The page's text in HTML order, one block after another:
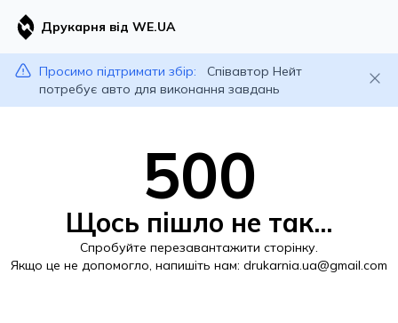
Друкарня від WE.UA
Просимо підтримати збір:
Співавтор Нейт
потребує авто для виконання завдань
500
Щось пішло не так...
Спробуйте перезавантажити сторінку.
Якщо це не допомогло, напишіть нам: drukarnia.ua@gmail.com